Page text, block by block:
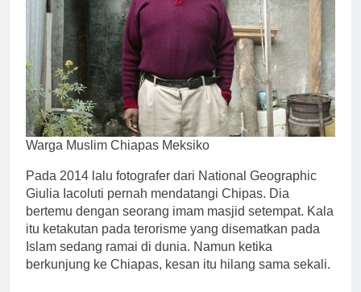
Warga Muslim Chiapas Meksiko
Pada 2014 lalu fotografer dari National Geographic
Giulia Iacoluti pernah mendatangi Chipas. Dia
bertemu dengan seorang imam masjid setempat. Kala
itu ketakutan pada terorisme yang disematkan pada
Islam sedang ramai di dunia. Namun ketika
berkunjung ke Chiapas, kesan itu hilang sama sekali.